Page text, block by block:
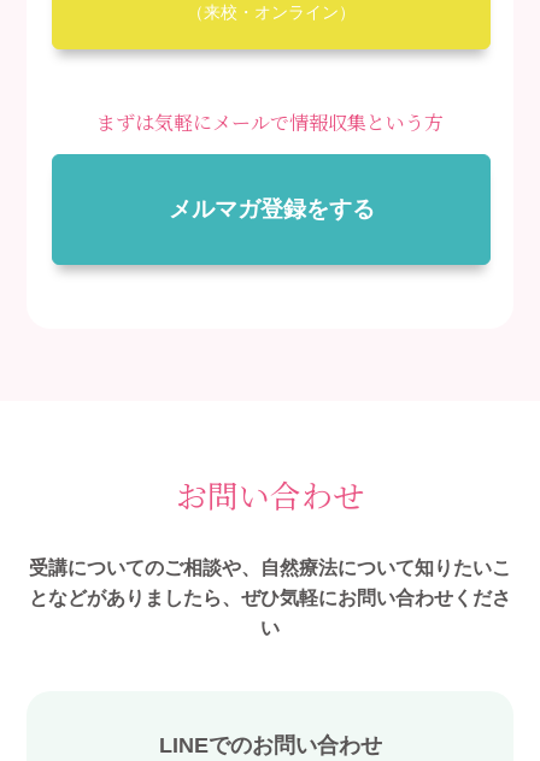
（来校・オンライン）
まずは気軽にメールで情報収集という方
メルマガ登録をする
お問い合わせ
受講についてのご相談や、自然療法について知りたいこ
となどがありましたら、ぜひ気軽にお問い合わせくださ
い
LINEでのお問い合わせ